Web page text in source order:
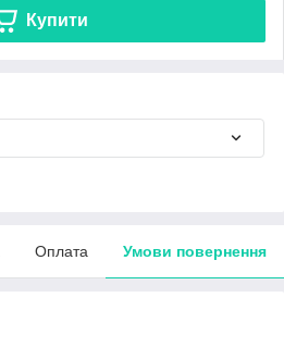
Купити
Оплата Умови повернення